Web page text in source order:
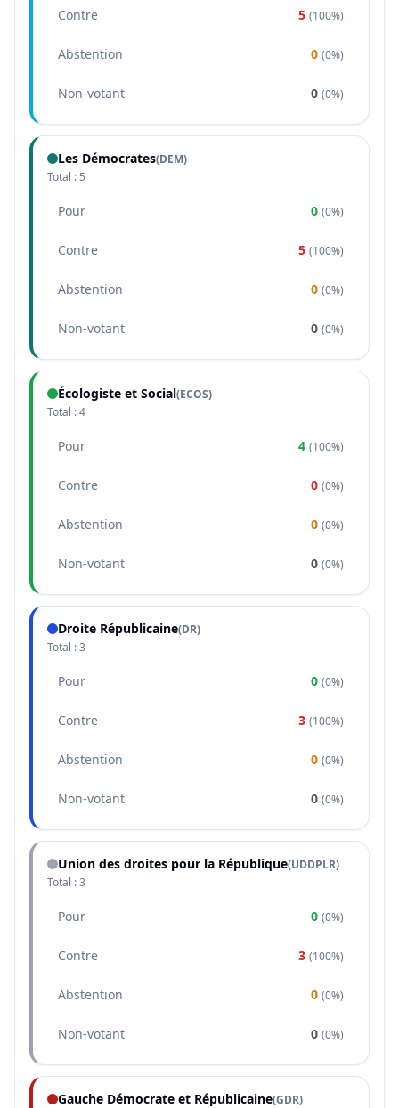
Contre 5 (100%)
Abstention 0 (0%)
Non-votant 0 (0%)
Les Démocrates(DEM)
Total : 5
Pour 0 (0%)
Contre 5 (100%)
Abstention 0 (0%)
Non-votant 0 (0%)
Écologiste et Social(ECOS)
Total :4
Pour 4 (100%)
Contre 0 (0%)
Abstention 0 (0%)
Non-votant 0 (0%)
Droite Républicaine(DR)
Total :3
Pour 0 (0%)
Contre 3 (100%)
Abstention 0 (0%)
Non-votant 0 (0%)
Union des droites pour la République(UDDPLR)
Total :3
Pour 0 (0%)
Contre 3 (100%)
Abstention 0 (0%)
Non-votant 0 (0%)
Gauche Démocrate et Républicaine(GDR)